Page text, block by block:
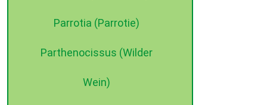
Parrotia (Parrotie)
Parthenocissus (Wilder
Wein)